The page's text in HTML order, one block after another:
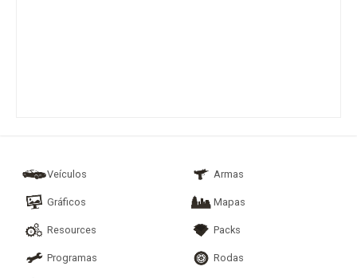
Veículos Armas
Gráficos Mapas
Resources Packs
Programas Rodas